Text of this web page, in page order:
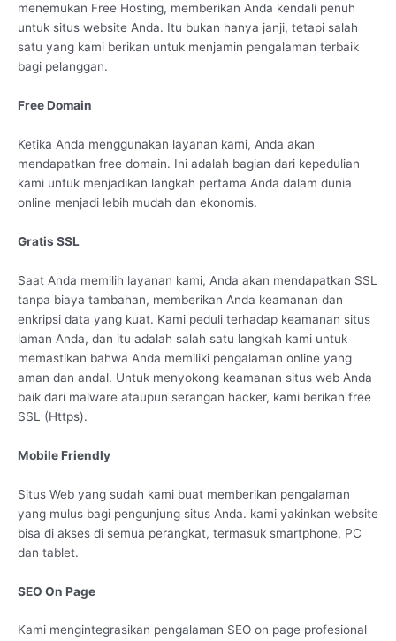
menemukan Free Hosting, memberikan Anda kendali penuh
untuk situs website Anda. Itu bukan hanya janji, tetapi salah
satu yang kami berikan untuk menjamin pengalaman terbaik
bagi pelanggan.
Free Domain
Ketika Anda menggunakan layanan kami, Anda akan
mendapatkan free domain. Ini adalah bagian dari kepedulian
kami untuk menjadikan langkah pertama Anda dalam dunia
online menjadi lebih mudah dan ekonomis.
Gratis SSL
Saat Anda memilih layanan kami, Anda akan mendapatkan SSL
tanpa biaya tambahan, memberikan Anda keamanan dan
enkripsi data yang kuat. Kami peduli terhadap keamanan situs
laman Anda, dan itu adalah salah satu langkah kami untuk
memastikan bahwa Anda memiliki pengalaman online yang
aman dan andal. Untuk menyokong keamanan situs web Anda
baik dari malware ataupun serangan hacker, kami berikan free
SSL (Https).
Mobile Friendly
Situs Web yang sudah kami buat memberikan pengalaman
yang mulus bagi pengunjung situs Anda. kami yakinkan website
bisa di akses di semua perangkat, termasuk smartphone, PC
dan tablet.
SEO On Page
Kami mengintegrasikan pengalaman SEO on page profesional